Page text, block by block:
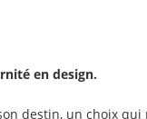
en design.
destin, un choix qui